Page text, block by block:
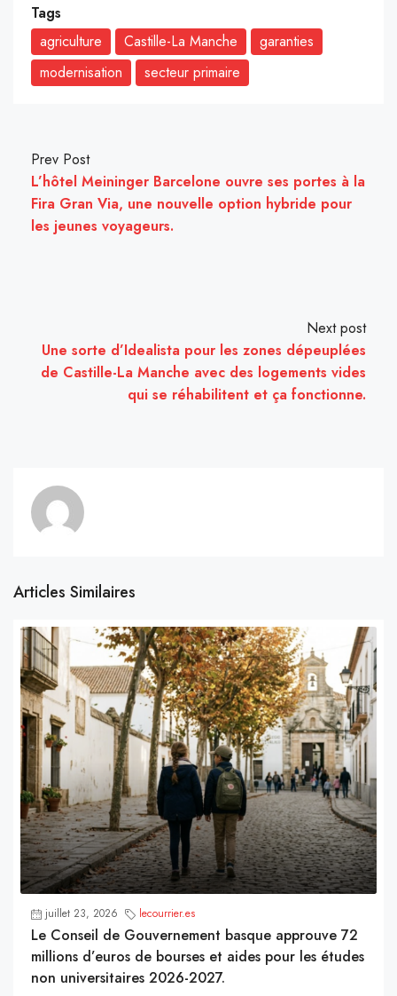
Tags
agriculture
Castille-La Manche
garanties
modernisation
secteur primaire
Prev Post
L’hôtel Meininger Barcelone ouvre ses portes à la
Fira Gran Via, une nouvelle option hybride pour
les jeunes voyageurs.
Next post
Une sorte d’Idealista pour les zones dépeuplées
de Castille-La Manche avec des logements vides
qui se réhabilitent et ça fonctionne.
Articles Similaires
juillet 23, 2026 lecourrier.es
Le Conseil de Gouvernement basque approuve 72
millions d’euros de bourses et aides pour les études
non universitaires 2026-2027.